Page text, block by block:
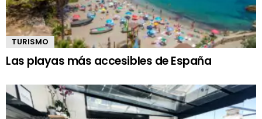
TURISMO
Las playas más accesibles de España